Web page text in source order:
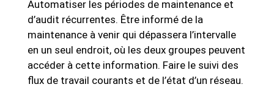
Automatiser les périodes de maintenance et
d’audit récurrentes. Être informé de la
maintenance à venir qui dépassera l’intervalle
en un seul endroit, où les deux groupes peuvent
accéder à cette information. Faire le suivi des
flux de travail courants et de l’état d’un réseau.